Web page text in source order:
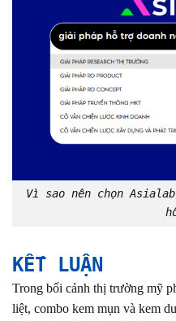
Vì sao nên chọn Asialab
KẾT LUẬN
Trong bối cảnh thị trường mỹ
liệt, combo kem mụn và kem